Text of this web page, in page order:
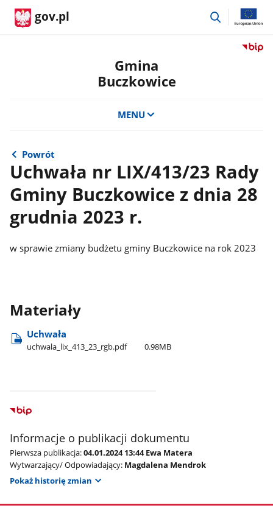
gov.pl
przejdź
Przejdź
Gmina
Buczkowice
MENU
Powrót
Uchwała nr LIX/413/23 Rady
Gminy Buczkowice z dnia 28
grudnia 2023 r.
w sprawie zmiany budżetu gminy Buczkowice na rok 2023
Materiały
Uchwała
uchwala​_lix​_413​_23​_rgb.pdf 0.98MB
Informacje o publikacji dokumentu
Pierwsza publikacja:04.01.2024 13:44 Ewa Matera
Wytwarzający/ Odpowiadający: Magdalena Mendrok
Pokaż historię zmian